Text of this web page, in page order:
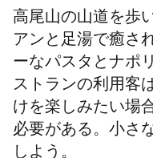
高尾山の山道を歩
アンと足湯で癒さ
ーなパスタとナポ
ストランの利用客
けを楽しみたい場
必要がある。小さ
しよう。